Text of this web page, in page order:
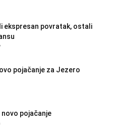
ekspresan povratak, ostali
pojačanje za Jezero
pojačanje